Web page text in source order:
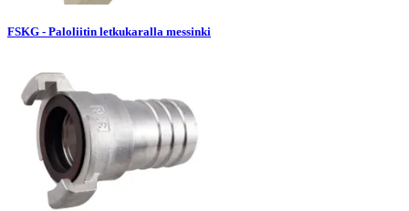
FSKG - Paloliitin letkukaralla messinki